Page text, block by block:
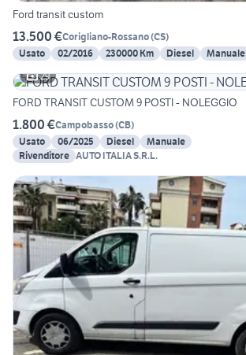
Ford transit custom
13.500 €Corigliano-Rossano(CS)
Usato
02/2016 230000 Km Diesel Manuale
29
FORD TRANSIT CUSTOM 9 POSTI - NOLEGGIO
1.800 €Campobasso(CB)
Usato
06/2025 Diesel
Manuale
Rivenditore AUTO ITALIA S.R.L.